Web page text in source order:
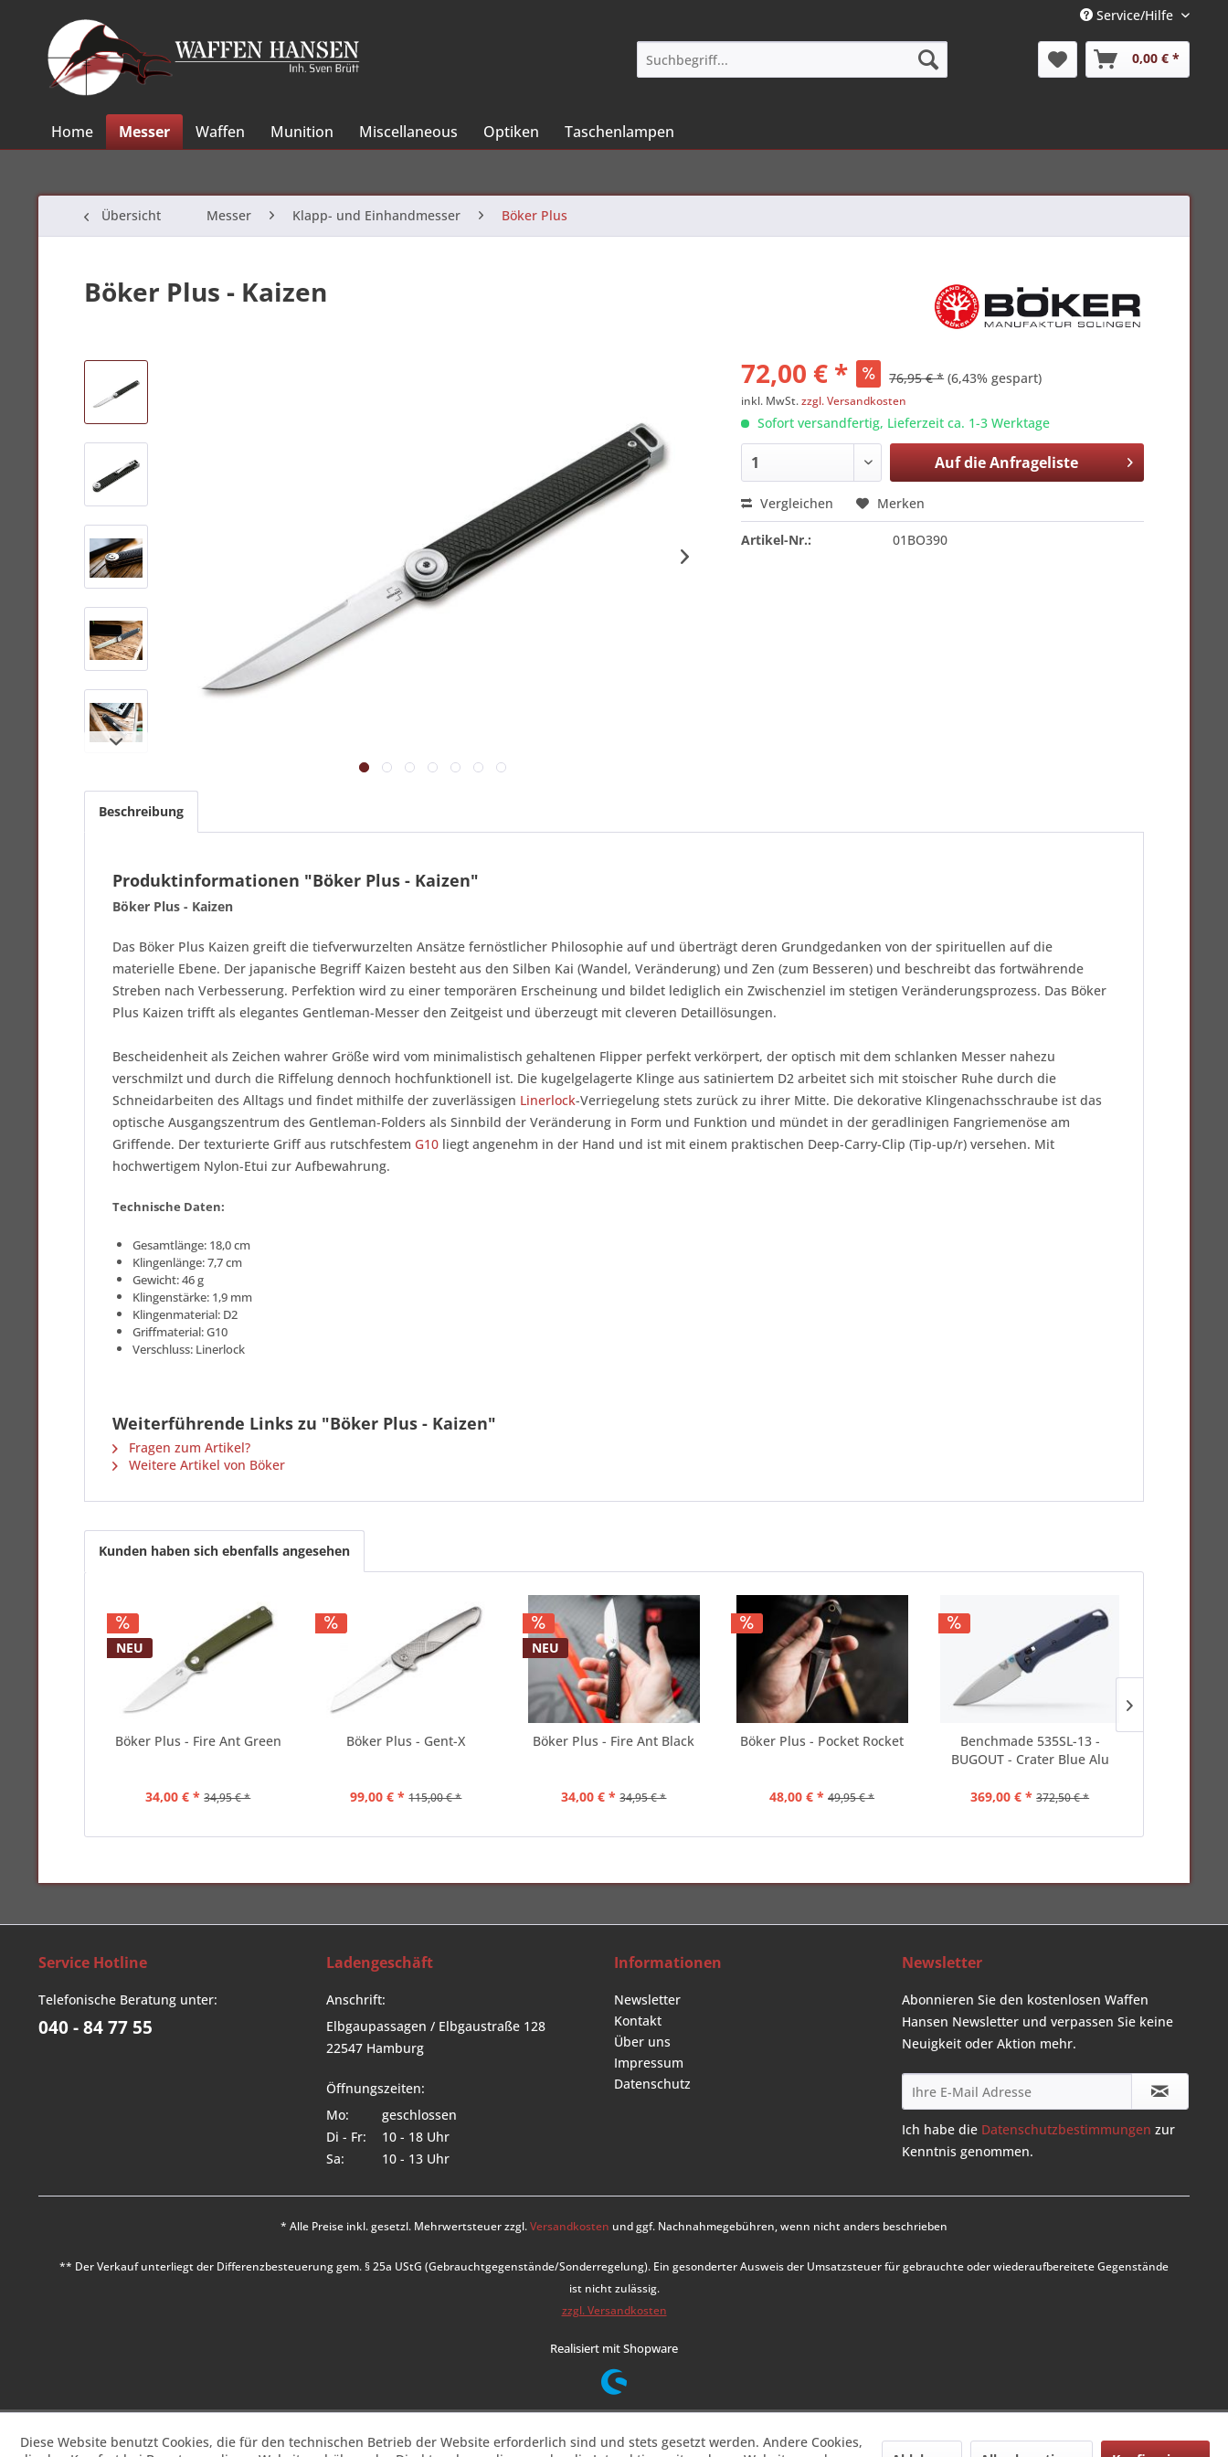
Service/Hilfe
0,00 € *
Home Messer Waffen Munition Miscellaneous Optiken Taschenlampen
Übersicht Messer Klapp- und Einhandmesser Böker Plus
Böker Plus - Kaizen
72,00 € * 76,95 € * (6,43% gespart)
inkl. MwSt.zzgl. Versandkosten
Sofort versandfertig, Lieferzeit ca. 1-3 Werktage
Auf dieAnfrageliste
Vergleichen Merken
Artikel-Nr.: 01BO390
Beschreibung
Produktinformationen "Böker Plus - Kaizen"
Böker Plus - Kaizen
Das Böker Plus Kaizen greift die tiefverwurzelten Ansätze fernöstlicher Philosophie auf und überträgt deren Grundgedanken von der spirituellen auf die
materielle Ebene. Der japanische Begriff Kaizen besteht aus den Silben Kai (Wandel, Veränderung) und Zen (zum Besseren) und beschreibt das fortwährende
Streben nach Verbesserung. Perfektion wird zu einer temporären Erscheinung und bildet lediglich ein Zwischenziel im stetigen Veränderungsprozess. Das Böker
Plus Kaizen trifft als elegantes Gentleman-Messer den Zeitgeist und überzeugt mit cleveren Detaillösungen.
Bescheidenheit als Zeichen wahrer Größe wird vom minimalistisch gehaltenen Flipper perfekt verkörpert, der optisch mit dem schlanken Messer nahezu
verschmilzt und durch die Riffelung dennoch hochfunktionell ist. Die kugelgelagerte Klinge aus satiniertem D2 arbeitet sich mit stoischer Ruhe durch die
Schneidarbeiten des Alltags und findet mithilfe der zuverlässigen Linerlock-Verriegelung stets zurück zu ihrer Mitte. Die dekorative Klingenachsschraube ist das
optische Ausgangszentrum des Gentleman-Folders als Sinnbild der Veränderung in Form und Funktion und mündet in der geradlinigen Fangriemenöse am
Griffende. Der texturierte Griff aus rutschfestem G10 liegt angenehm in der Hand und ist mit einem praktischen Deep-Carry-Clip (Tip-up/r) versehen. Mit
hochwertigem Nylon-Etui zur Aufbewahrung.
Technische Daten:
Gesamtlänge: 18,0 cm
Klingenlänge: 7,7 cm
Gewicht: 46 g
Klingenstärke: 1,9 mm
Klingenmaterial: D2
Griffmaterial: G10
Verschluss: Linerlock
Weiterführende Links zu "Böker Plus - Kaizen"
Fragen zum Artikel?
Weitere Artikel von Böker
Kunden haben sich ebenfalls angesehen
NEU
Böker Plus - Fire Ant Green
34,00 € * 34,95 € *
Böker Plus - Gent-X
99,00 € * 115,00 € *
NEU
Böker Plus - Fire Ant Black
34,00 € * 34,95 € *
Böker Plus - Pocket Rocket
48,00 € * 49,95 € *
Benchmade 535SL-13 -
BUGOUT - Crater Blue Alu
369,00 € * 372,50 € *
Service Hotline
Telefonische Beratung unter:
040 - 84 77 55
Ladengeschäft
Anschrift:
Elbgaupassagen / Elbgaustraße 128
22547 Hamburg
Öffnungszeiten:
Mo:
geschlossen
Di - Fr:
10 - 18 Uhr
Sa:
10 - 13 Uhr
Informationen
Newsletter
Kontakt
Über uns
Impressum
Datenschutz
Newsletter
Abonnieren Sie den kostenlosen Waffen
Hansen Newsletter und verpassen Sie keine
Neuigkeit oder Aktion mehr.
Ich habe die Datenschutzbestimmungen zur
Kenntnis genommen.
* Alle Preise inkl. gesetzl. Mehrwertsteuer zzgl.Versandkosten und ggf. Nachnahmegebühren, wenn nicht anders beschrieben
** Der Verkauf unterliegt der Differenzbesteuerung gem. § 25a UStG (Gebrauchtgegenstände/Sonderregelung). Ein gesonderter Ausweis der Umsatzsteuer für gebrauchte oder wiederaufbereitete Gegenstände
ist nicht zulässig.
zzgl. Versandkosten
Realisiert mit Shopware
Diese Website benutzt Cookies, die für den technischen Betrieb der Website erforderlich sind und stets gesetzt werden. Andere Cookies,